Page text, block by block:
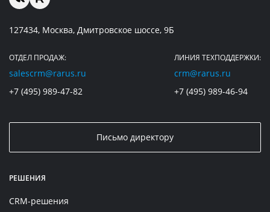
127434, Москва, Дмитровское шоссе, 9Б
ОТДЕЛ ПРОДАЖ:
salescrm@rarus.ru
+7 (495) 989-47-82
ЛИНИЯ ТЕХПОДДЕРЖКИ:
crm@rarus.ru
+7 (495) 989-46-94
Письмо директору
РЕШЕНИЯ
CRM-решения